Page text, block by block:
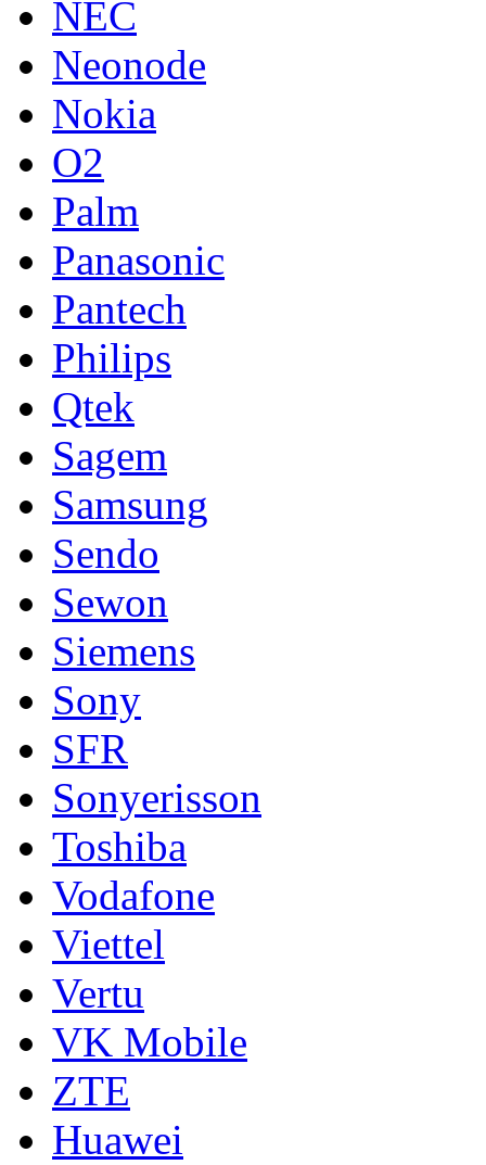
NEC
Neonode
Nokia
O2
Palm
Panasonic
Pantech
Philips
Qtek
Sagem
Samsung
Sendo
Sewon
Siemens
Sony
SFR
Sonyerisson
Toshiba
Vodafone
Viettel
Vertu
VK Mobile
ZTE
Huawei